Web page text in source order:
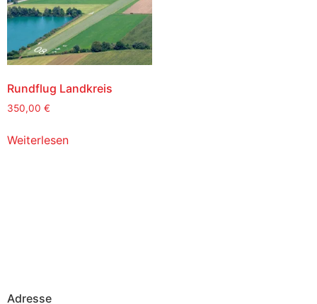
Rundflug Landkreis
350,00 €
Weiterlesen
Adresse